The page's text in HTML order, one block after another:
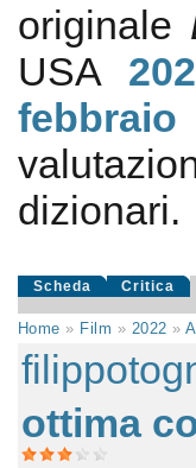
originale
USA
febbraio
dizionari.
Scheda Critica
Home » Film » 2022 »
ottima